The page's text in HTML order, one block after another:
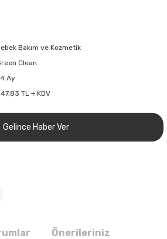
Bakım ve Kozmetik
Clean
Ay
TL + KDV
Gelince Haber Ver
Önerileriniz